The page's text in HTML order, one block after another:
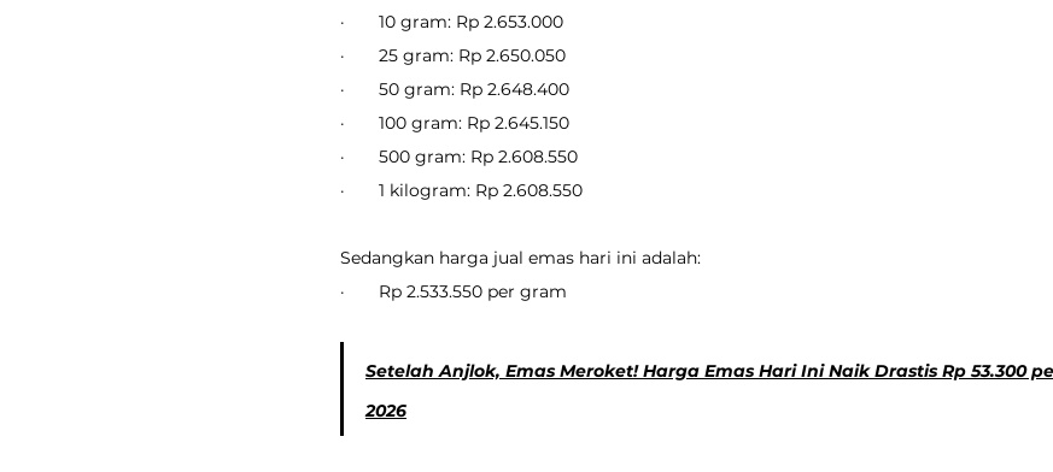
·       10 gram: Rp 2.653.000
·       25 gram: Rp 2.650.050
·       50 gram: Rp 2.648.400
·       100 gram: Rp 2.645.150
·       500 gram: Rp 2.608.550
·       1 kilogram: Rp 2.608.550
Sedangkan harga jual emas hari ini adalah:
·       Rp 2.533.550 per gram
Setelah Anjlok, Emas Meroket! Harga Emas Hari Ini Naik Drastis Rp 53.300
2026